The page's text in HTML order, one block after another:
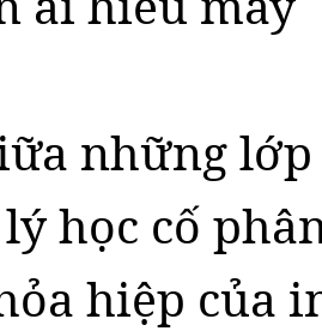
những
học cố
hiệp của